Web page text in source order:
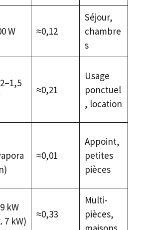
W ≈0,12
Séjour,
chambre
s
≈0,21
Usage
ponctuel
, location
≈0,01
Appoint,
petites
pièces
kW
7 kW)
≈0,33
Multi-
pièces,